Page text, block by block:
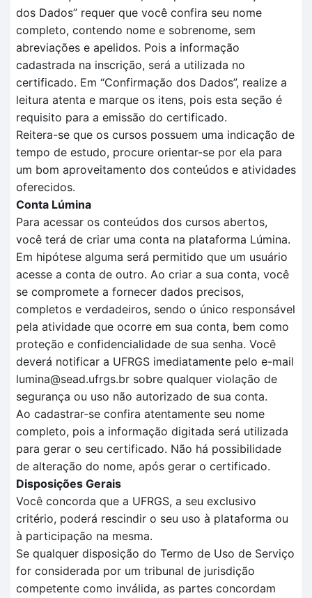
dos Dados” requer que você confira seu nome
completo, contendo nome e sobrenome, sem
abreviações e apelidos. Pois a informação
cadastrada na inscrição, será a utilizada no
certificado. Em “Confirmação dos Dados”, realize a
leitura atenta e marque os itens, pois esta seção é
requisito para a emissão do certificado.
Reitera-se que os cursos possuem uma indicação de
tempo de estudo, procure orientar-se por ela para
um bom aproveitamento dos conteúdos e atividades
oferecidos.
Conta Lúmina
Para acessar os conteúdos dos cursos abertos,
você terá de criar uma conta na plataforma Lúmina.
Em hipótese alguma será permitido que um usuário
acesse a conta de outro. Ao criar a sua conta, você
se compromete a fornecer dados precisos,
completos e verdadeiros, sendo o único responsável
pela atividade que ocorre em sua conta, bem como
proteção e confidencialidade de sua senha. Você
deverá notificar a UFRGS imediatamente pelo e-mail
lumina@sead.ufrgs.br sobre qualquer violação de
segurança ou uso não autorizado de sua conta.
Ao cadastrar-se confira atentamente seu nome
completo, pois a informação digitada será utilizada
para gerar o seu certificado. Não há possibilidade
de alteração do nome, após gerar o certificado.
Disposições Gerais
Você concorda que a UFRGS, a seu exclusivo
critério, poderá rescindir o seu uso à plataforma ou
à participação na mesma.
Se qualquer disposição do Termo de Uso de Serviço
for considerada por um tribunal de jurisdição
competente como inválida, as partes concordam